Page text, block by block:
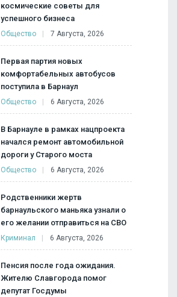
космические советы для
успешного бизнеса
Общество 7 Августа, 2026
Первая партия новых
комфортабельных автобусов
поступила в Барнаул
Общество 6 Августа, 2026
В Барнауле в рамках нацпроекта
начался ремонт автомобильной
дороги у Старого моста
Общество 6 Августа, 2026
Родственники жертв
барнаульского маньяка узнали о
его желании отправиться на СВО
Криминал 6 Августа, 2026
Пенсия после года ожидания.
Жителю Славгорода помог
депутат Госдумы